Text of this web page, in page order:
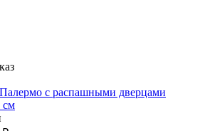
с распашными дверцами
см